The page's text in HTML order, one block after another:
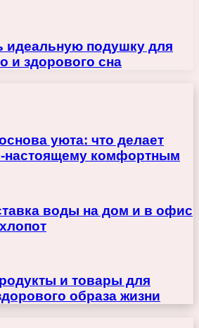
идеальную подушку для
и здорового сна
уюта: что делает
настоящему комфортным
воды на дом и в офис
и товары для
образа жизни